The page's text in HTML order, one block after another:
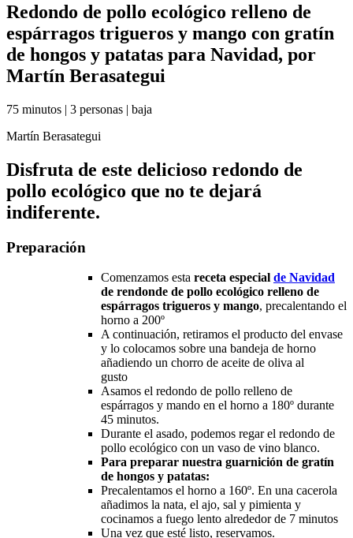
Redondo de pollo ecológico relleno de
espárragos trigueros y mango con gratín
de hongos y patatas para Navidad, por
Martín Berasategui
75 minutos | 3 personas | baja
Martín Berasategui
Disfruta de este delicioso redondo de
pollo ecológico que no te dejará
indiferente.
Preparación
Comenzamos esta receta especial de Navidad
de rendonde de pollo ecológico relleno de
espárragos trigueros y mango, precalentando el
horno a 200º
A continuación, retiramos el producto del envase
y lo colocamos sobre una bandeja de horno
añadiendo un chorro de aceite de oliva al
gusto
Asamos el redondo de pollo relleno de
espárragos y mando en el horno a 180º durante
45 minutos.
Durante el asado, podemos regar el redondo de
pollo ecológico con un vaso de vino blanco.
Para preparar nuestra guarnición de gratín
de hongos y patatas:
Precalentamos el horno a 160º. En una cacerola
añadimos la nata, el ajo, sal y pimienta y
cocinamos a fuego lento alrededor de 7 minutos
Una vez que esté listo, reservamos.